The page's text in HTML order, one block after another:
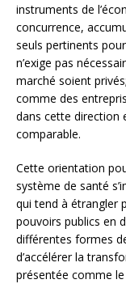
instruments de
concurrence,
seuls pertinents
n’exige pas
marché soient
comme des
dans cette direction
comparable.
Cette orientation
système de santé
qui tend à étrangler
pouvoirs publics en
différentes formes
d’accélérer la
présentée comme le